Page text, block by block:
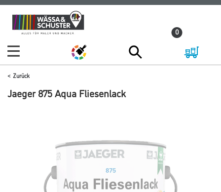
Zum
Inhalt
Zum
Navigationsmenü
0
Zurück
Jaeger 875 Aqua Fliesenlack